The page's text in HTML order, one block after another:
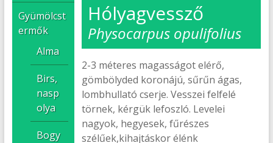
Hólyagvessző
Physocarpus opulifolius
2-3 méteres magasságot elérő,
gömbölyded koronájú, sűrűn ágas,
lombhullató cserje. Vesszei felfelé
törnek, kérgük lefoszló. Levelei
nagyok, hegyesek, fűrészes
szélűek,kihajtáskor élénk
Gyümölcst
ermők
Alma
Birs,
nasp
olya
Bogy